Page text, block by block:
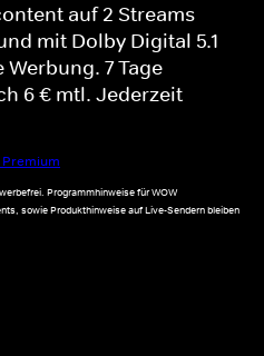
auf 2 Streams
mit Dolby Digital 5.1
7 Tage
6 € mtl. Jederzeit
Programmhinweise für WOW
sowie Produkthinweise auf Live-Sendern bleiben